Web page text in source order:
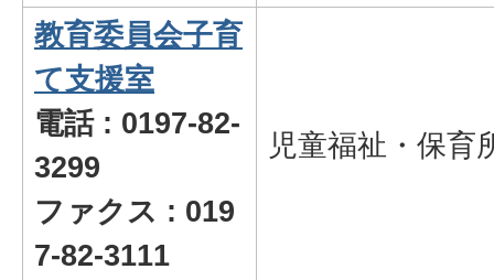
教育委員会子育
て支援室
電話 : 0197-82-
3299
ファクス : 019
7-82-3111
児童福祉・保育